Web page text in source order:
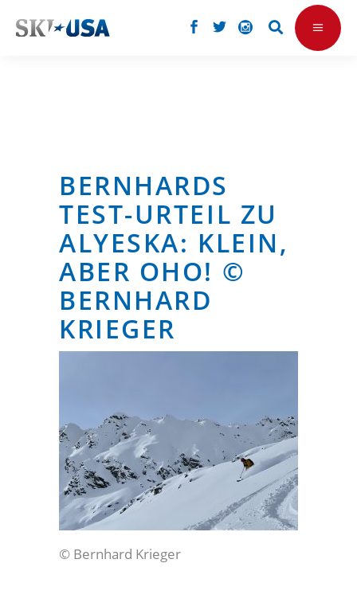
BERNHARDS
TEST-URTEIL ZU
ALYESKA: KLEIN,
ABER OHO! ©
BERNHARD
KRIEGER
© Bernhard Krieger